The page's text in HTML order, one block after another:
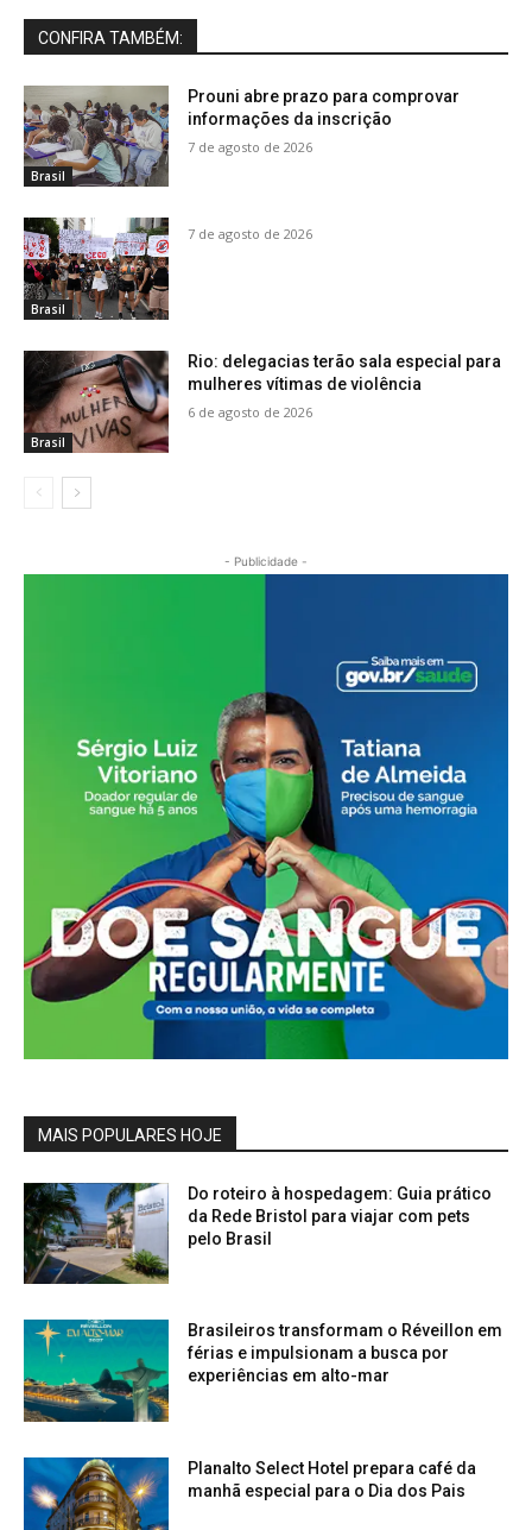
CONFIRA TAMBÉM:
Brasil
Prouni abre prazo para comprovar
informações da inscrição
7 de agosto de 2026
Brasil
7 de agosto de 2026
Brasil
Rio: delegacias terão sala especial para
mulheres vítimas de violência
6 de agosto de 2026
- Publicidade -
MAIS POPULARES HOJE
Do roteiro à hospedagem: Guia prático
da Rede Bristol para viajar com pets
pelo Brasil
Brasileiros transformam o Réveillon em
férias e impulsionam a busca por
experiências em alto-mar
Planalto Select Hotel prepara café da
manhã especial para o Dia dos Pais